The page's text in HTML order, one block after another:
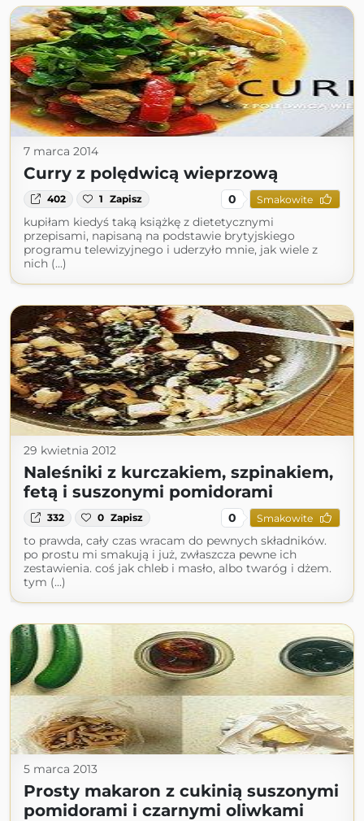
7 marca 2014
Curry z polędwicą wieprzową
402 1 Zapisz 0 Smakowite
kupiłam kiedyś taką książkę z dietetycznymi
przepisami, napisaną na podstawie brytyjskiego
programu telewizyjnego i uderzyło mnie, jak wiele z
nich (...)
29 kwietnia 2012
Naleśniki z kurczakiem, szpinakiem,
fetą i suszonymi pomidorami
332 0 Zapisz 0 Smakowite
to prawda, cały czas wracam do pewnych składników.
po prostu mi smakują i już, zwłaszcza pewne ich
zestawienia. coś jak chleb i masło, albo twaróg i dżem.
tym (...)
5 marca 2013
Prosty makaron z cukinią suszonymi
pomidorami i czarnymi oliwkami